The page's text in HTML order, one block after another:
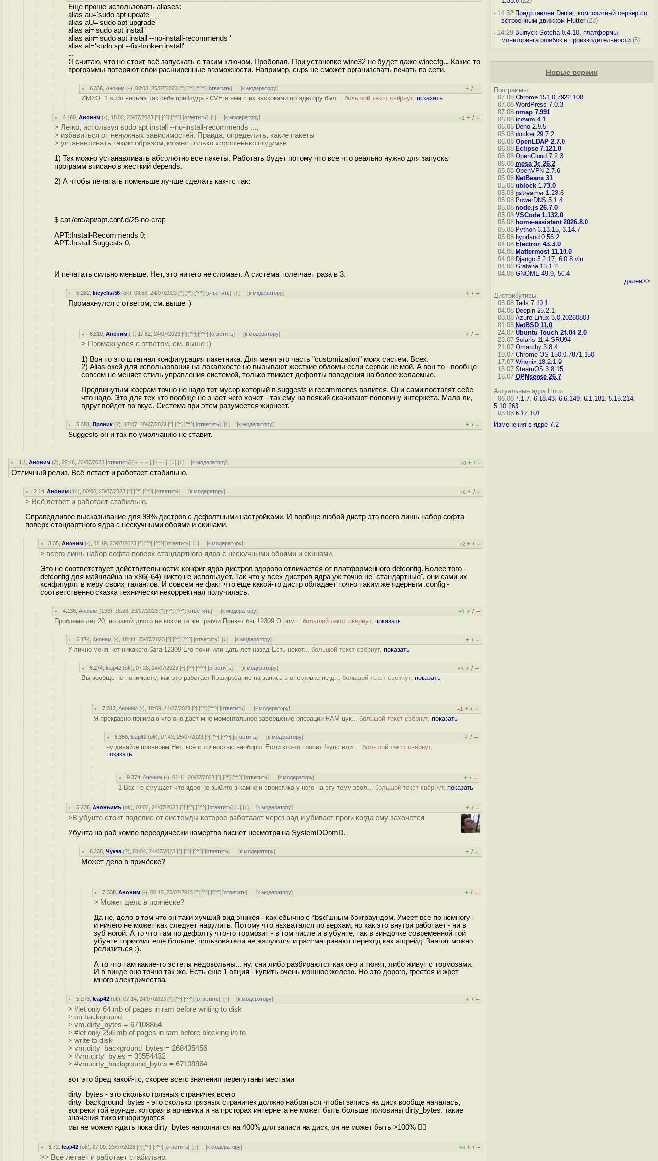
Еще проще использовать aliases:
alias au='sudo apt update'
alias aU='sudo apt upgrade'
alias ai='sudo apt install '
alias ain='sudo apt install --no-install-recommends '
alias aI='sudo apt --fix-broken install'
...
Я считаю, что не стоит всё запускать с таким ключом. Пробовал. При установке wine32 не будет даже winecfg... Какие-то
программы потеряют свои расширенные возможности. Например, cups не сможет организовать печать по сети.
6.336 ,Аноним (-), 00:03, 25/07/2023 [^] [^^] [^^^] [ответить] [к модератору] + / –
ИМХО, 1 sudo весьма так себе приблуда - CVE в нем с их заскоками по эдитору был... большой текст свёрнут, показать
4.160 ,Аноним (-), 18:02, 23/07/2023 [^] [^^] [^^^] [ответить][↑] [к модератору] +1 + / –
> Легко, используя sudo apt install --no-install-recommends ...,
> избавиться от ненужных зависимостей. Правда, определить, какие пакеты
> устанавливать таким образом, можно только хорошенько подумав
1) Так можно устанавливать абсолютно все пакеты. Работать будет потому что все что реально нужно для запуска
программ вписано в жесткий depends.
2) А чтобы печатать поменьше лучше сделать как-то так:
$ cat /etc/apt/apt.conf.d/25-no-crap
APT::Install-Recommends 0;
APT::Install-Suggests 0;
И печатать сильно меньше. Нет, это ничего не сломает. А система полегчает раза в 3.
5.282 ,bicyclist56 (ok), 08:58, 24/07/2023 [^] [^^] [^^^] [ответить][↓] [к модератору] + / –
Промахнулся с ответом, см. выше :)
6.310 ,Аноним (-), 17:52, 24/07/2023 [^] [^^] [^^^] [ответить] [к модератору] + / –
> Промахнулся с ответом, см. выше :)
1) Вон то это штатная конфигурация пакетника. Для меня это часть "customization" моих систем. Всех.
2) Alias окей для использования на локалхосте но вызывают жесткие обломы если сервак не мой. А вон то - вообще
совсем не меняет стиль управления системой, только твикает дефолты поведения на более желаемые.
Продвинутым юзерам точно не надо тот мусор который в suggests и recommends валится. Они сами поставят себе
что надо. Это для тех кто вообще не знает чего хочет - так ему на всякий скачивают половину интернета. Мало ли,
вдруг войдет во вкус. Система при этом разумеется жирнеет.
5.381 ,Пряник (?), 17:07, 28/07/2023 [^] [^^] [^^^] [ответить][↑] [к модератору] + / –
Suggests он и так по умолчанию не ставит.
1.2 ,Аноним (2), 22:46, 22/07/2023 [ответить] [ ﹢﹢﹢] [ · · ·][↓] [↑] [к модератору] +8 + / –
Отличный релиз. Всё летает и работает стабильно.
2.14 ,Аноним (14), 00:08, 23/07/2023 [^] [^^] [^^^] [ответить] [к модератору] +6 + / –
> Всё летает и работает стабильно.
Справедливое высказывание для 99% дистров с дефолтными настройками. И вообще любой дистр это всего лишь набор софта
поверх стандартного ядра с нескучными обоями и скинами.
3.35 ,Аноним (-), 02:19, 23/07/2023 [^] [^^] [^^^] [ответить][↓] [к модератору] +2 + / –
> всего лишь набор софта поверх стандартного ядра с нескучными обоями и скинами.
Это не соответствует действительности: конфиг ядра дистров здорово отличается от платформенного defconfig. Более того -
defconfig для майнлайна на x86(-64) никто не использует. Так что у всех дистров ядра уж точно не "стандартные", они сами их
конфигурят в меру своих талантов. И совсем не факт что еще какой-то дистр обладает точно таким же ядерным .config -
соответственно сказка технически некорректная получилась.
4.138 ,Аноним (138), 16:26, 23/07/2023 [^] [^^] [^^^] [ответить] [к модератору] +1 + / –
Проблеме лет 20, но какой дистр не возми те же грабли Привет баг 12309 Огром... большой текст свёрнут, показать
5.174 ,Аноним (-), 18:44, 23/07/2023 [^] [^^] [^^^] [ответить][↓] [к модератору] + / –
У лично меня нет никакого бага 12309 Его починили цать лет назад Есть некот... большой текст свёрнут, показать
6.274 ,leap42 (ok), 07:28, 24/07/2023 [^] [^^] [^^^] [ответить] [к модератору] +1 + / –
Вы вообще не понимаете, как это работает Кэширование на запись в опертивке не д... большой текст свёрнут, показать
7.312 ,Аноним (-), 18:09, 24/07/2023 [^] [^^] [^^^] [ответить] [к модератору] –1 + / –
Я прекрасно понимаю что оно дает мне моментальное завершение операции RAM цук... большой текст свёрнут, показать
8.350 ,leap42 (ok), 07:43, 25/07/2023 [^] [^^] [^^^] [ответить] [к модератору] + / –
ну давайте проверим Нет, всё с точностью наоборот Если кто-то просит fsync или ... большой текст свёрнут,
показать
9.374 ,Аноним (-), 01:11, 26/07/2023 [^] [^^] [^^^] [ответить] [к модератору] + / –
1 Вас не смущает что ядро не выбито в камне и эвристика у него на эту тему эвол... большой текст свёрнут, показать
5.236 ,Аноньимъ (ok), 01:02, 24/07/2023 [^] [^^] [^^^] [ответить][↓] [↑] [к модератору] + / –
>В убунте стоит поделие от системды которое работаает через зад и убивает проги когда ему захочется
Убунта на раб компе переодически намертво виснет несмотря на SystemDOomD.
6.238 ,Чукча (?), 01:04, 24/07/2023 [^] [^^] [^^^] [ответить] [к модератору] + / –
Может дело в причёске?
7.338 ,Аноним (-), 00:15, 25/07/2023 [^] [^^] [^^^] [ответить] [к модератору] + / –
> Может дело в причёске?
Да не, дело в том что он таки хучший вид эникея - как обычно с *bsd'шным бэкграундом. Умеет все по немногу -
и ничего не может как следует нарулить. Потому что нахватался по верхам, но как это внутри работает - ни в
зуб ногой. А то что там по дефолту что-то тормозит - в том числе и в убунте, так в виндочке современной той
убунте тормозит еще больше, пользователи не жалуются и рассматривают переход как апгрейд. Значит можно
релизиться :).
А то что там какие-то эстеты недовольны... ну, они либо разбираются как оно и тюнят, либо живут с тормозами.
И в винде оно точно так же. Есть еще 1 опция - купить очень мощное железо. Но это дорого, греется и жрет
много электричества.
5.273 ,leap42 (ok), 07:14, 24/07/2023 [^] [^^] [^^^] [ответить][↑] [к модератору] + / –
> #let only 64 mb of pages in ram before writing to disk
> on background
> vm.dirty_bytes = 67108864
> #let only 256 mb of pages in ram before blocking i/o to
> write to disk
> vm.dirty_background_bytes = 268435456
> #vm.dirty_bytes = 33554432
> #vm.dirty_background_bytes = 67108864
вот это бред какой-то, скорее всего значения перепутаны местами
dirty_bytes - это сколько грязных страничек всего
dirty_background_bytes - это сколько грязных страничек должно набраться чтобы запись на диск вообще началась,
вопреки той ерунде, которая в арчевики и на прсторах интернета не может быть больше половины dirty_bytes, такие
значения тихо игнорируются
мы не можем ждать пока dirty_bytes наполнится на 400% для записи на диск, он не может быть >100% 🤷‍♂️
3.72 ,leap42 (ok), 07:09, 23/07/2023 [^] [^^] [^^^] [ответить][↑] [к модератору] +3 + / –
>> Всё летает и работает стабильно.
-14:32 Представлен Denial, композитный сервер со
встроенным движком Flutter(23)
-14:29 Выпуск Gotcha 0.4.10, платформы
мониторинга ошибок и производительности(8)
Новые версии
Программы:
07.08 Chrome 151.0.7922.108
07.08 WordPress 7.0.3
07.08 nmap 7.991
06.08 icewm 4.1
06.08 Deno 2.9.5
06.08 docker 29.7.2
06.08 OpenLDAP 2.7.0
06.08 Eclipse 7.121.0
06.08 OpenCloud 7.2.3
06.08 mesa 3d 26.2
05.08 OpenVPN 2.7.6
05.08 NetBeans 31
05.08 ublock 1.73.0
05.08 gstreamer 1.28.6
05.08 PowerDNS 5.1.4
05.08 node.js 26.7.0
05.08 VSCode 1.132.0
05.08 home-assistant 2026.8.0
05.08 Python 3.13.15, 3.14.7
05.08 hyprland 0.56.2
04.08 Electron 43.3.0
04.08 Mattermost 11.10.0
04.08 Django 5.2.17, 6.0.8 vln
04.08 Grafana 13.1.2
04.08 GNOME 49.9, 50.4
далее>>
Дистрибутивы:
05.08 Tails 7.10.1
04.08 Deepin 25.2.1
03.08 Azure Linux 3.0.20260803
01.08 NetBSD 11.0
24.07 Ubuntu Touch 24.04 2.0
23.07 Solaris 11.4 SRU94
21.07 Omarchy 3.8.4
19.07 Chrome OS 150.0.7871.150
17.07 Whonix 18.2.1.9
16.07 SteamOS 3.8.15
16.07 OPNsense 26.7
Актуальные ядра Linux:
06.08 7.1.7, 6.18.43, 6.6.149, 6.1.181, 5.15.214,
5.10.263
03.08 6.12.101
Изменения в ядре 7.2